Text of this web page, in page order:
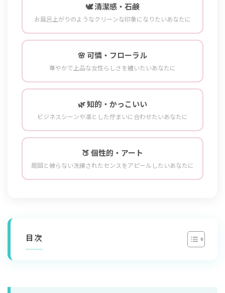
🕊️ 清潔感・石鹸
お風呂上がりのようなクリーンな印象になりたいあなたに
🌸 可憐・フローラル
華やかで上品な女性らしさを纏いたいあなたに
🌿 知的・かっこいい
ビジネスシーンや凛とした佇まいに合わせたいあなたに
🍑 個性的・アート
周囲と被らない洗練されたセンスをアピールしたいあなたに
目次